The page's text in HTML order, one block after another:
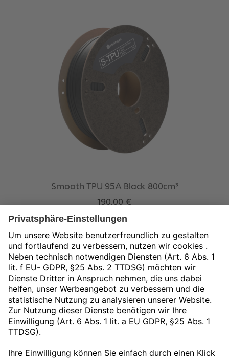
Smooth TPU 95A Black 800cm³
190,00 €
exkl. 19 % MwSt.
zzgl.Versandkosten
In den Warenkorb
Unser Angebot gilt ausschließlich für